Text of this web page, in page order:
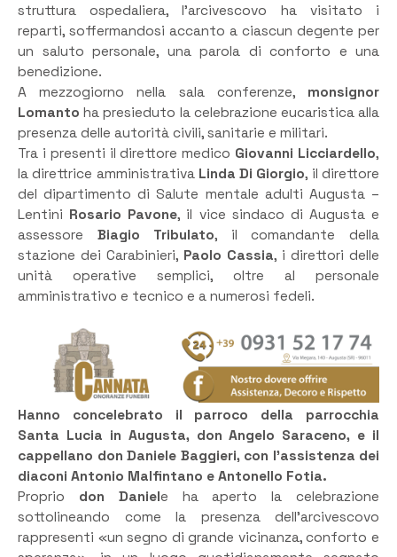
struttura ospedaliera, l’arcivescovo ha visitato i
reparti, soffermandosi accanto a ciascun degente per
un saluto personale, una parola di conforto e una
benedizione.
A mezzogiorno nella sala conferenze, monsignor
Lomanto ha presieduto la celebrazione eucaristica alla
presenza delle autorità civili, sanitarie e militari.
Tra i presenti il direttore medico Giovanni Licciardello,
la direttrice amministrativa Linda Di Giorgio, il direttore
del dipartimento di Salute mentale adulti Augusta –
Lentini Rosario Pavone, il vice sindaco di Augusta e
assessore Biagio Tribulato, il comandante della
stazione dei Carabinieri, Paolo Cassia, i direttori delle
unità operative semplici, oltre al personale
amministrativo e tecnico e a numerosi fedeli.
Hanno concelebrato il parroco della parrocchia
Santa Lucia in Augusta, don Angelo Saraceno, e il
cappellano don Daniele Baggieri, con l’assistenza dei
diaconi Antonio Malfintano e Antonello Fotia.
Proprio don Daniele ha aperto la celebrazione
sottolineando come la presenza dell’arcivescovo
rappresenti «un segno di grande vicinanza, conforto e